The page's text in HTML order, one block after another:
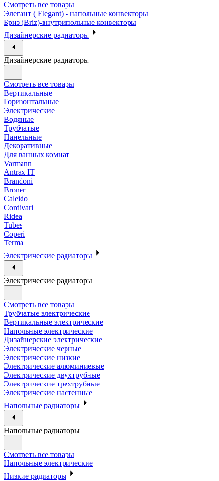
Смотреть все товары
Элегант ( Elegant) - напольные конвекторы
Бриз (Briz)-внутрипольные конвекторы
Дизайнерские радиаторы
Дизайнерские радиаторы
Смотреть все товары
Вертикальные
Горизонтальные
Электрические
Водяные
Трубчатые
Панельные
Декоративные
Для ванных комнат
Varmann
Antrax IT
Brandoni
Broner
Caleido
Cordivari
Ridea
Tubes
Coperi
Terma
Электрические радиаторы
Электрические радиаторы
Смотреть все товары
Трубчатые электрические
Вертикальные электрические
Напольные электрические
Дизайнерские электрические
Электрические черные
Электрические низкие
Электрические алюминиевые
Электрические двухтрубные
Электрические трехтрубные
Электрические настенные
Напольные радиаторы
Напольные радиаторы
Смотреть все товары
Напольные электрические
Низкие радиаторы